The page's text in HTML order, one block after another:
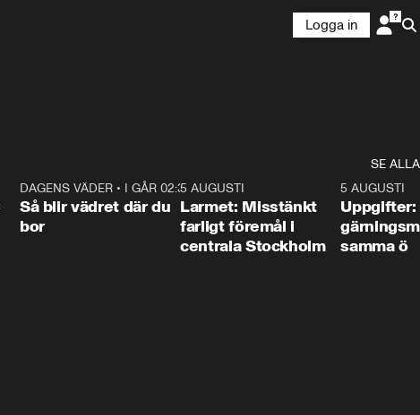
Logga in
SE ALLA
1:06
DAGENS VÄDER• I GÅR 02:30
Så blir vädret där du
bor
0:35
5 AUGUSTI
Larmet: Misstänkt
farligt föremål i
centrala Stockholm
5 AUGUSTI
Uppgifter:
samma ö